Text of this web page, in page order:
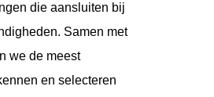
die aansluiten bij
Samen met
we de meest
en selecteren